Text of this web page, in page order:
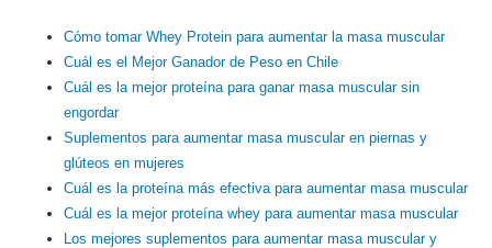
Cómo tomar Whey Protein para aumentar la masa muscular
Cuál es el Mejor Ganador de Peso en Chile
Cuál es la mejor proteína para ganar masa muscular sin
engordar
Suplementos para aumentar masa muscular en piernas y
glúteos en mujeres
Cuál es la proteína más efectiva para aumentar masa muscular
Cuál es la mejor proteína whey para aumentar masa muscular
Los mejores suplementos para aumentar masa muscular y